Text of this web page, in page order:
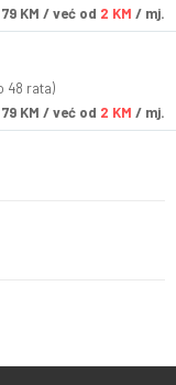
79 KM / već od 2 KM / mj.
48 rata)
79 KM / već od 2 KM / mj.